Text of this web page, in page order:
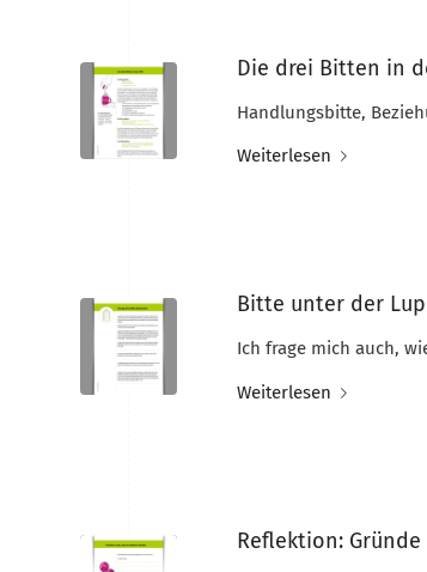
Die drei Bitten in
Handlungsbitte,
Weiterlesen
Bitte unter der
Ich frage mich auch,
Weiterlesen
Reflektion: